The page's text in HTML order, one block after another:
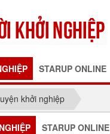
STARUP ONLINE
khởi nghiệp
STARUP ONLINE